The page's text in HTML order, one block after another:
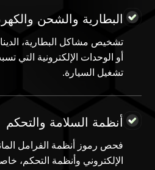
البطارية والشحن
تشخيص مشاكل البطارية،
أو الوحدات الإلكترونية التي
تشغيل السيارة.
أنظمة السلامة والتحكم
فحص رموز أنظمة الفرامل
الإلكتروني وأنظمة التحكم،